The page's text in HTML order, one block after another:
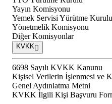
Yayın Komisyonu
Yemek Servisi Yürütme Kurulu
Yönetmelik Komisyonu
Diğer Komisyonlar
KVKK
6698 Sayılı KVKK Kanunu
Kişisel Verilerin İşlenmesi ve
Genel Aydınlatma Metni
KVKK İlgili Kişi Başvuru